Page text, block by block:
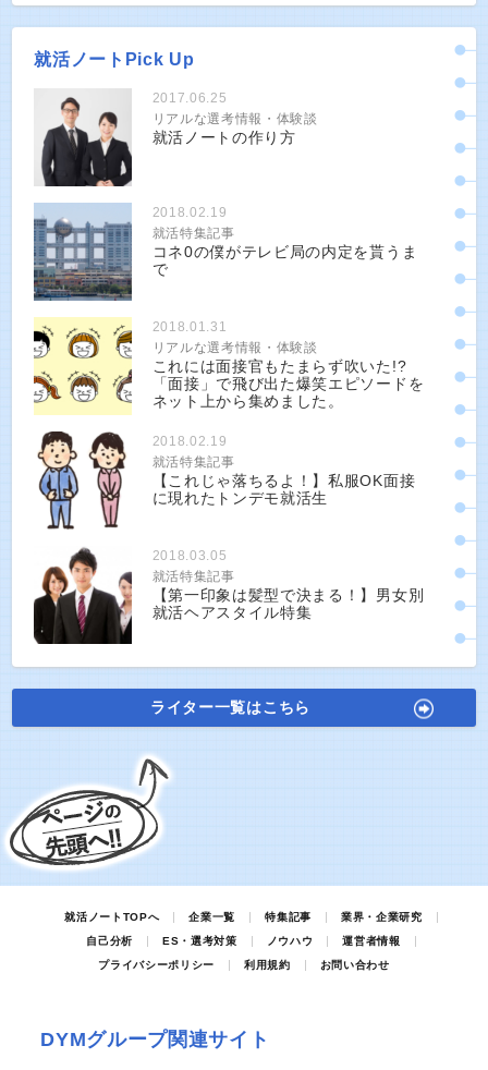
就活ノートPick Up
2017.06.25
リアルな選考情報・体験談
就活ノートの作り方
2018.02.19
就活特集記事
コネ0の僕がテレビ局の内定を貰うま
で
2018.01.31
リアルな選考情報・体験談
これには面接官もたまらず吹いた!?
「面接」で飛び出た爆笑エピソードを
ネット上から集めました。
2018.02.19
就活特集記事
【これじゃ落ちるよ！】私服OK面接
に現れたトンデモ就活生
2018.03.05
就活特集記事
【第一印象は髪型で決まる！】男女別
就活ヘアスタイル特集
ライター一覧はこちら
就活ノートTOPへ 企業一覧 特集記事
業界・企業研究
自己分析
ES・選考対策 ノウハウ
運営者情報
プライバシーポリシー
利用規約 お問い合わせ
DYMグループ関連サイト